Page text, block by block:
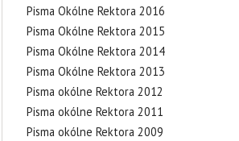
Pisma Okólne Rektora 2016
Pisma Okólne Rektora 2015
Pisma Okólne Rektora 2014
Pisma Okólne Rektora 2013
Pisma okólne Rektora 2012
Pisma okólne Rektora 2011
Pisma okólne Rektora 2009